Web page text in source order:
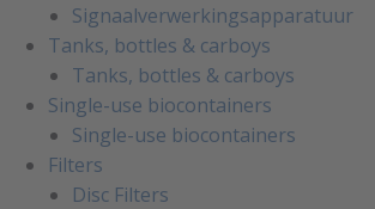
Signaalverwerkingsapparatuur
Tanks, bottles & carboys
Tanks, bottles & carboys
Single-use biocontainers
Single-use biocontainers
Filters
Disc Filters